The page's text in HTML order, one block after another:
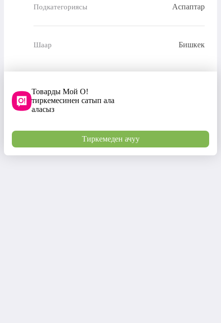
Подкатегориясы Аспаптар
Шаар Бишкек
Товарды Мой О!
тиркемесинен сатып ала
аласыз
Тиркемеден ачуу